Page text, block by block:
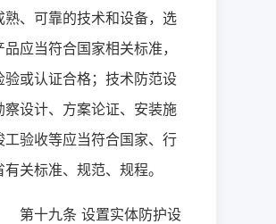
熟、可靠的技术和设备，选
品应当符合国家相关标准，
验或认证合格；技术防范设
察设计、方案论证、安装施
工验收等应当符合国家、行
有关标准、规范、规程。
第十九条 设置实体防护设